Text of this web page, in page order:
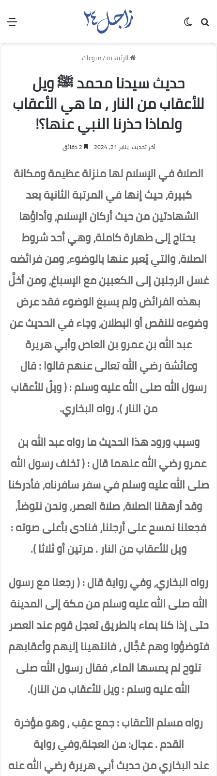
بحث عن
الرئيسية/منوعات
حديث سيدنا محمد ﷺ ويل
للأعقاب من النار ، ما هي الأعقاب
ولماذا حذرنا النبي عنها؟!
آخر تحديث: يناير 21, 2024
الصلاة في الإسلام لها منزلة عظيمة ومكانة
كبيرة، حيث إنها في المرتبة الثانية بعد
الشهادتين من حيث أركان الإسلام، وأداؤها
يحتاج إلى طهارة كاملة، وهي أحد شروط
الصلاة، والتي يُعبر عنها بالوضوء، ومن فرائضه
غسل الرجلين إلى الكعبين مع الإسباغ، ومن أخلَّ
بهذه الفرائض ولم يسبغ الوضوء فقد عرض
وضوءه للنقص أو البطلان، وجاء في الحديث عن
عبد الله بن عمرو بن العاص وأبي هريرة
وعائشة رضي الله تعالى عنهم قالوا : قال
رسول الله صلى الله عليه وسلم : ( ويلٌ للأعقاب
من النار ). رواه البخاري.
وسبب ورود هذا الحديث ما رواه عبد الله بن
عمرو رضي الله عنهما قال : ( تخلف رسول الله
صلى الله عليه وسلم في سفر سافرناه، فأدركنا
وقد أرهقنا الصلاة، صلاة العصر، ونحن نتوضأ،
فجعلنا نمسح على أرجلنا، فنادى بأعلى صوته :
ويل للأعقاب من النار . مرتين أو ثلاثا ).
رواه البخاري، وفي رواية قال : ( رجعنا مع رسول
الله صلى الله عليه وسلم من مكة إلى المدينة
حتى إذا كنا بماء بالطريق تعجل قوم عند العصر
فتوضؤوا وهم عُجَّال ، فانتهينا إليهم وأعقابهم
تلوح لم يمسها الماء، فقال رسول الله صلى
الله عليه وسلم : ويل للأعقاب من النار).
رواه مسلم الأعقاب : جمع عقِب ، وهو مؤخرة
القدم . عجال: من العجلة،وفي رواية
عند البخاري من حديث أبي هريرة رضي الله عنه